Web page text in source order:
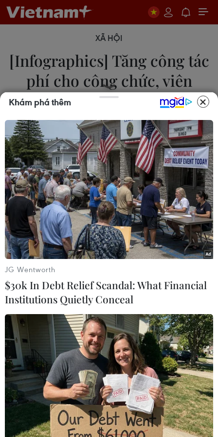
XÃ HỘI
[Infographics] Tăng công tác
phí cho công chức, viên
chức từ ngày 1/7
29/06/2017 22:00
Từ ngày 1/7/2017, Thông tư số 40/2017/TT-BTC
quy định chế độ công tác phí, chế độ chi hội nghị
chính thức có hiệu lực.
Khám phá thêm
JG Wentworth
$30k In Debt Relief Scandal: What Financial
Institutions Quietly Conceal